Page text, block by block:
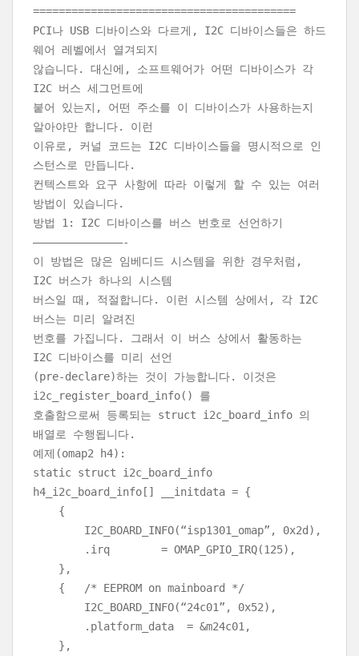
=========================================
PCI나 USB 디바이스와 다르게, I2C 디바이스들은 하드
웨어 레벨에서 열겨되지
않습니다. 대신에, 소프트웨어가 어떤 디바이스가 각
I2C 버스 세그먼트에
붙어 있는지, 어떤 주소를 이 디바이스가 사용하는지
알아야만 합니다. 이런
이유로, 커널 코드는 I2C 디바이스들을 명시적으로 인
스턴스로 만듭니다.
컨텍스트와 요구 사항에 따라 이렇게 할 수 있는 여러
방법이 있습니다.
방법 1: I2C 디바이스를 버스 번호로 선언하기
——————————————-
이 방법은 많은 임베디드 시스템을 위한 경우처럼,
I2C 버스가 하나의 시스템
버스일 때, 적절합니다. 이런 시스템 상에서, 각 I2C
버스는 미리 알려진
번호를 가집니다. 그래서 이 버스 상에서 활동하는
I2C 디바이스를 미리 선언
(pre-declare)하는 것이 가능합니다. 이것은
i2c_register_board_info() 를
호출함으로써 등록되는 struct i2c_board_info 의
배열로 수행됩니다.
예제(omap2 h4):
static struct i2c_board_info
h4_i2c_board_info[] __initdata = {
{
I2C_BOARD_INFO(“isp1301_omap”, 0x2d),
.irq
= OMAP_GPIO_IRQ(125),
},
{
/* EEPROM on mainboard */
I2C_BOARD_INFO(“24c01”, 0x52),
.platform_data
= &m24c01,
},